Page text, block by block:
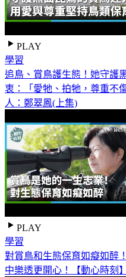
PLAY
學習
追鳥、賞鳥護生態！她守護
衷：「愛牠、拍牠，尊重不
人：鄭翠鳳(上集)
PLAY
學習
對賞鳥和生態保育如癡如醉
中樂透更開心！【動心時刻